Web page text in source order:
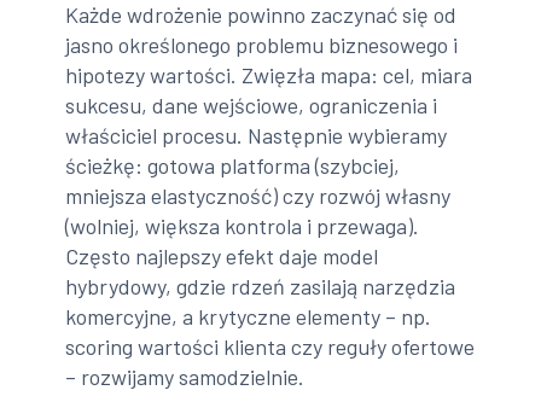
Każde wdrożenie powinno zaczynać się od
jasno określonego problemu biznesowego i
hipotezy wartości. Zwięzła mapa: cel, miara
sukcesu, dane wejściowe, ograniczenia i
właściciel procesu. Następnie wybieramy
ścieżkę: gotowa platforma (szybciej,
mniejsza elastyczność) czy rozwój własny
(wolniej, większa kontrola i przewaga).
Często najlepszy efekt daje model
hybrydowy, gdzie rdzeń zasilają narzędzia
komercyjne, a krytyczne elementy – np.
scoring wartości klienta czy reguły ofertowe
– rozwijamy samodzielnie.